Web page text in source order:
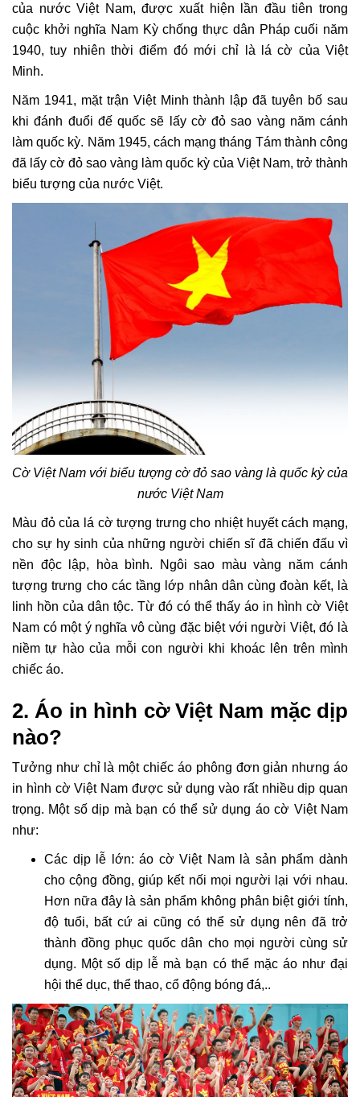
của nước Việt Nam, được xuất hiện lần đầu tiên trong
cuộc khởi nghĩa Nam Kỳ chống thực dân Pháp cuối năm
1940, tuy nhiên thời điểm đó mới chỉ là lá cờ của Việt
Minh.
Năm 1941, mặt trận Việt Minh thành lập đã tuyên bố sau
khi đánh đuổi đế quốc sẽ lấy cờ đỏ sao vàng năm cánh
làm quốc kỳ. Năm 1945, cách mạng tháng Tám thành công
đã lấy cờ đỏ sao vàng làm quốc kỳ của Việt Nam, trở thành
biểu tượng của nước Việt.
Cờ Việt Nam với biểu tượng cờ đỏ sao vàng là quốc kỳ của
nước Việt Nam
Màu đỏ của lá cờ tượng trưng cho nhiệt huyết cách mạng,
cho sự hy sinh của những người chiến sĩ đã chiến đấu vì
nền độc lập, hòa bình. Ngôi sao màu vàng năm cánh
tượng trưng cho các tầng lớp nhân dân cùng đoàn kết, là
linh hồn của dân tộc. Từ đó có thể thấy áo in hình cờ Việt
Nam có một ý nghĩa vô cùng đặc biệt với người Việt, đó là
niềm tự hào của mỗi con người khi khoác lên trên mình
chiếc áo.
2. Áo in hình cờ Việt Nam mặc dịp
nào?
Tưởng như chỉ là một chiếc áo phông đơn giản nhưng áo
in hình cờ Việt Nam được sử dụng vào rất nhiều dịp quan
trọng. Một số dịp mà bạn có thể sử dụng áo cờ Việt Nam
như:
Các dịp lễ lớn: áo cờ Việt Nam là sản phẩm dành
cho cộng đồng, giúp kết nối mọi người lại với nhau.
Hơn nữa đây là sản phẩm không phân biệt giới tính,
độ tuổi, bất cứ ai cũng có thể sử dụng nên đã trở
thành đồng phục quốc dân cho mọi người cùng sử
dụng. Một số dịp lễ mà bạn có thể mặc áo như đại
hội thể dục, thể thao, cổ động bóng đá,..